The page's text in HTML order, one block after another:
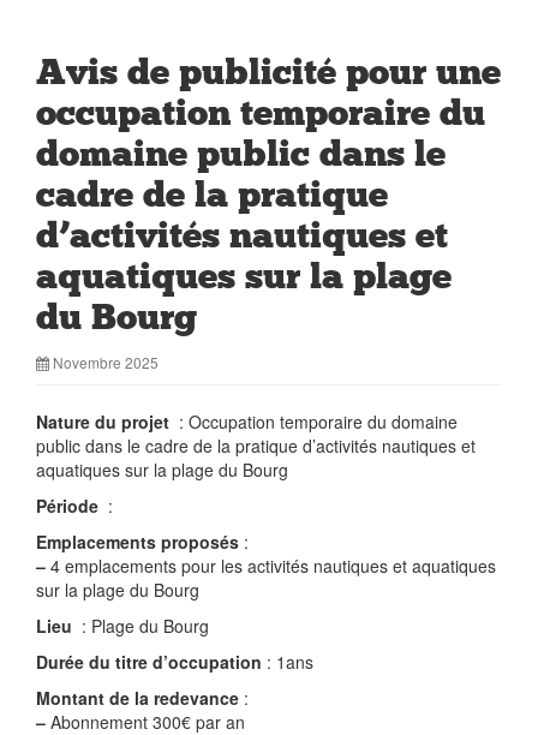
Avis de publicité pour une
occupation temporaire du
domaine public dans le
cadre de la pratique
d’activités nautiques et
aquatiques sur la plage
du Bourg
Novembre 2025
Nature du projet : Occupation temporaire du domaine
public dans le cadre de la pratique d’activités nautiques et
aquatiques sur la plage du Bourg
Période :
Emplacements proposés :
– 4 emplacements pour les activités nautiques et aquatiques
sur la plage du Bourg
Lieu : Plage du Bourg
Durée du titre d’occupation : 1ans
Montant de la redevance :
– Abonnement 300€ par an